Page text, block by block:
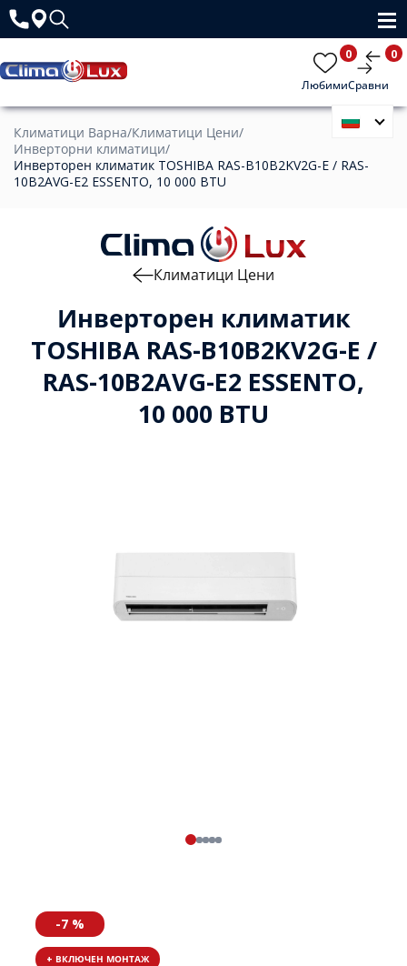
Любими
0
Сравни
0
Климатици Варна/Климатици Цени/
Инверторни климатици/
Инверторен климатик TOSHIBA RAS-B10B2KV2G-E / RAS-
10B2AVG-E2 ESSENTO, 10 000 BTU
Инверторен климатик
TOSHIBA RAS-B10B2KV2G-E /
RAS-10B2AVG-E2 ESSENTO,
10 000 BTU
Климатици Цени
-7 %
+ ВКЛЮЧЕН МОНТАЖ